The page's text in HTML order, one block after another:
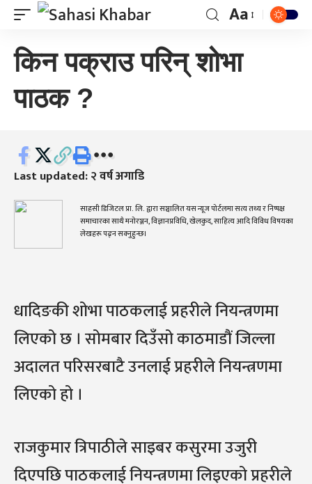
Aa
किन पक्राउ परिन् शोभा
पाठक ?
Last updated: २ वर्ष अगाडि
साहसी डिजिटल प्रा. लि. द्वारा सञ्चालित यस न्यूज पोर्टलमा सत्य तथ्य र निष्पक्ष
समाचारका साथै मनोरञ्जन, विज्ञानप्रविधि, खेलकुद, साहित्य आदि विविध विषयका
लेखहरू पढ्न सक्नुहुन्छ।
धादिङकी शोभा पाठकलाई प्रहरीले नियन्त्रणमा
लिएको छ । सोमबार दिउँसो काठमाडौं जिल्ला
अदालत परिसरबाटै उनलाई प्रहरीले नियन्त्रणमा
लिएको हो ।
राजकुमार त्रिपाठीले साइबर कसुरमा उजुरी
दिएपछि पाठकलाई नियन्त्रणमा लिइएको प्रहरीले